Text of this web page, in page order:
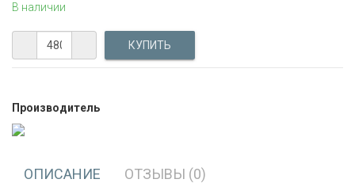
В наличии
Производитель
ОПИСАНИЕ ОТЗЫВЫ (0)